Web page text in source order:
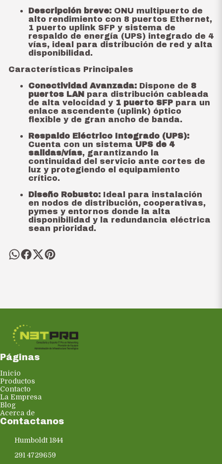
Descripción breve:ONU multipuerto de
alto rendimiento con 8 puertos Ethernet,
1 puerto uplink SFP y sistema de
respaldo de energía (UPS) integrado de 4
vías, ideal para distribución de red y alta
disponibilidad.
Características Principales
Conectividad Avanzada:Dispone de 8
puertos LANpara distribución cableada
de alta velocidad y 1 puerto SFPpara un
enlace ascendente (uplink) óptico
flexible y de gran ancho de banda.
Respaldo Eléctrico Integrado (UPS):
Cuenta con un sistema UPS de 4
salidas/vías, garantizando la
continuidad del servicio ante cortes de
luz y protegiendo el equipamiento
crítico.
Diseño Robusto:Ideal para instalación
en nodos de distribución, cooperativas,
pymes y entornos donde la alta
disponibilidad y la redundancia eléctrica
sean prioridad.
Páginas
Inicio
Productos
Contacto
La Empresa
Blog
Acerca de
Contactanos
Humboldt 1844
291 4729659